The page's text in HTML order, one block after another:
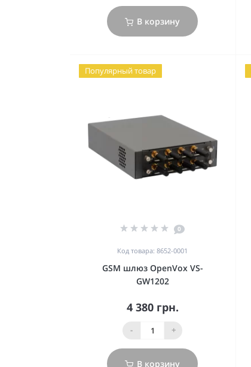
В корзину
Популярный товар
0
Код товара: 8652-0001
GSM шлюз OpenVox VS-
GW1202
4 380 грн.
- +
В корзину